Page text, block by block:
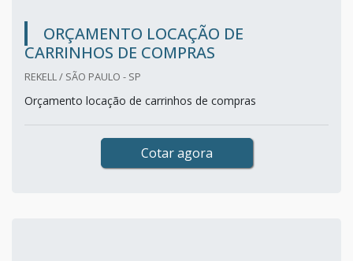
ORÇAMENTO LOCAÇÃO DE
CARRINHOS DE COMPRAS
REKELL / SÃO PAULO - SP
Orçamento locação de carrinhos de compras
Cotar agora